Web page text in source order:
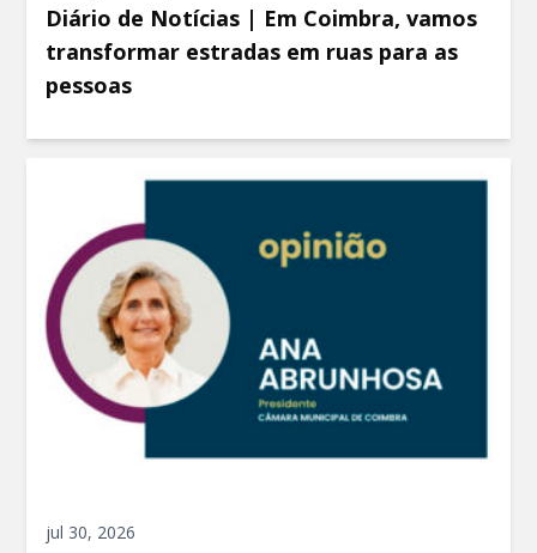
Diário de Notícias | Em Coimbra, vamos
transformar estradas em ruas para as
pessoas
jul 30, 2026